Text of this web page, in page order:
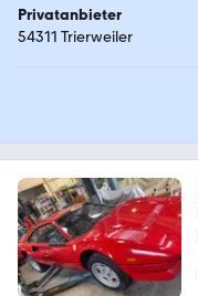
Privatanbieter
54311 Trierweiler